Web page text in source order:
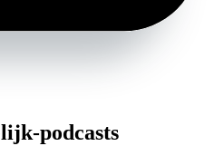
podcasts